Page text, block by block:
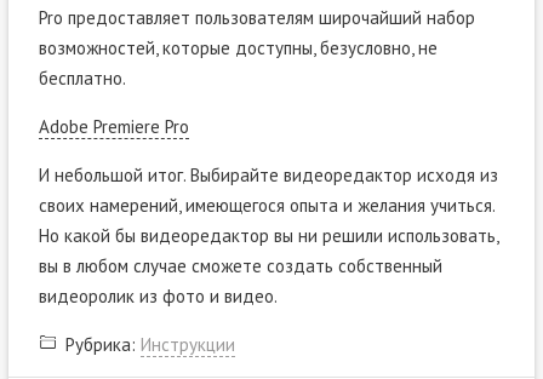
Pro предоставляет пользователям широчайший набор
возможностей, которые доступны, безусловно, не
бесплатно.
Adobe Premiere Pro
И небольшой итог. Выбирайте видеоредактор исходя из
своих намерений, имеющегося опыта и желания учиться.
Но какой бы видеоредактор вы ни решили использовать,
вы в любом случае сможете создать собственный
видеоролик из фото и видео.
Рубрика: Инструкции